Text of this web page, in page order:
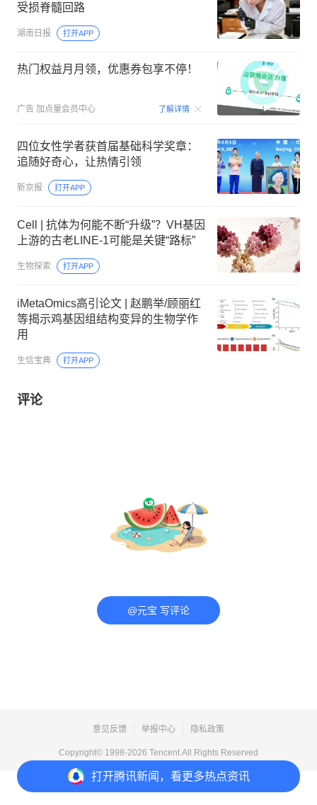
打开腾讯新闻，看更多热点资讯
受损脊髓回路
湖南日报 打开APP
热门权益月月领，优惠券包享不停！
广告 加点量会员中心 了解详情 00:15
四位女性学者获首届基础科学奖章：
追随好奇心，让热情引领
新京报 打开APP
Cell | 抗体为何能不断“升级”？VH基因
上游的古老LINE-1可能是关键“路标”
生物探索 打开APP
iMetaOmics高引论文 | 赵鹏举/顾丽红
等揭示鸡基因组结构变异的生物学作
用
生信宝典 打开APP
评论
@元宝 写评论
意见反馈 举报中心 隐私政策
Copyright© 1998-2026 Tencent.All Rights Reserved